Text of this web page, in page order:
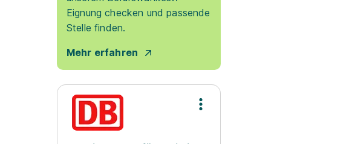
Eignung checken und passende
Stelle finden.
Mehr erfahren